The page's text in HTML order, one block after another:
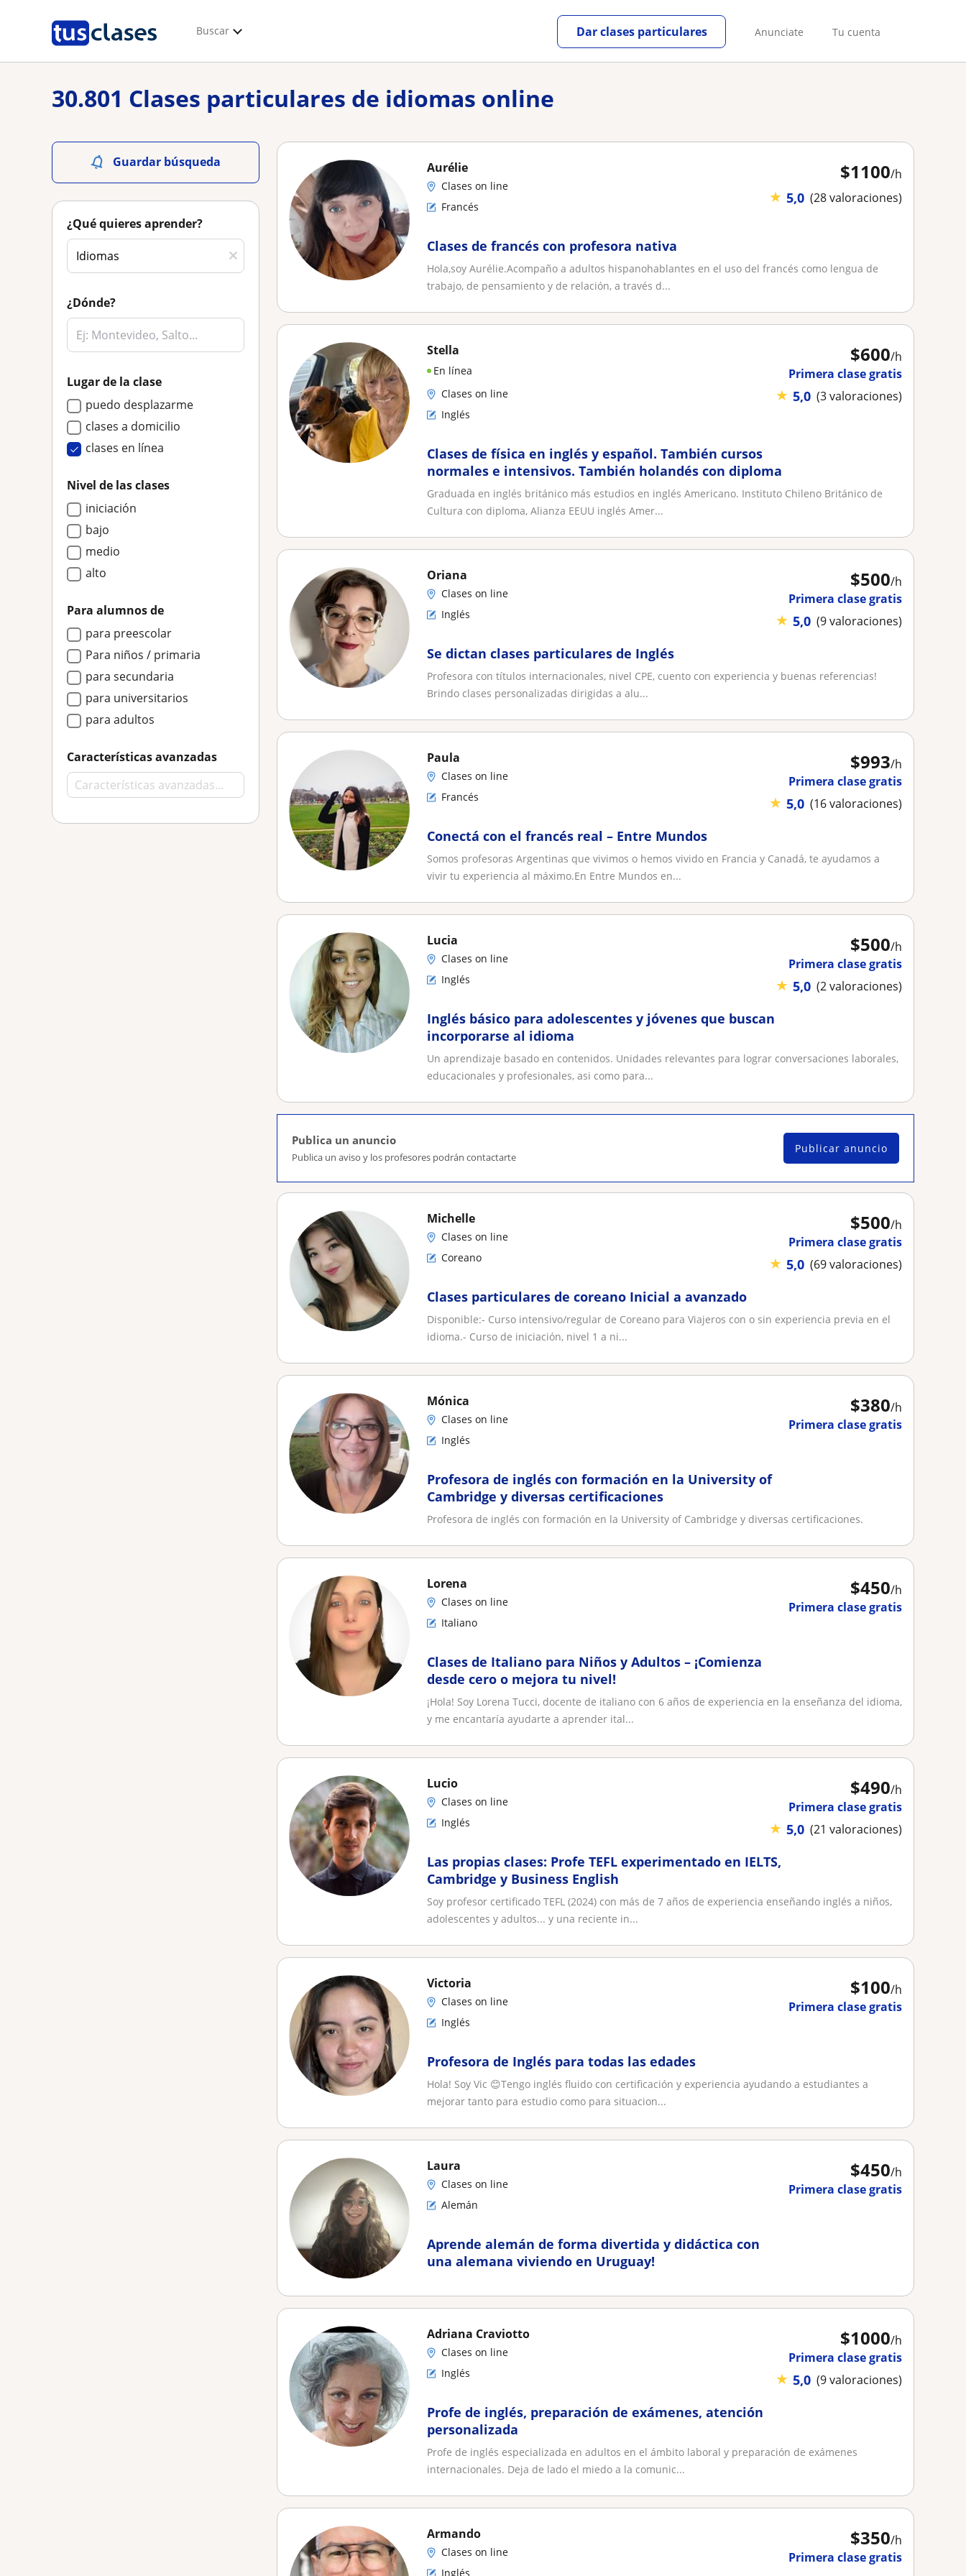
Buscar Anunciate Tu cuenta
Dar clases particulares
30.801 Clases particulares de idiomas online
Guardar búsqueda
¿Qué quieres aprender?
¿Dónde?
Lugar de la clase
puedo desplazarme
clases a domicilio
clases en línea
Nivel de las clases
iniciación
bajo
medio
alto
Para alumnos de
para preescolar
Para niños / primaria
para secundaria
para universitarios
para adultos
Características avanzadas
$1100/h
★ 5,0 (28 valoraciones)
Aurélie
Clases on line
Francés
Clases de francés con profesora nativa
Hola,soy Aurélie.Acompaño a adultos hispanohablantes en el uso del francés como lengua de
trabajo, de pensamiento y de relación, a través d...
$600/h
Primera clase gratis
★ 5,0 (3 valoraciones)
Stella
En línea
Clases on line
Inglés
Clases de física en inglés y español. También cursos
normales e intensivos. También holandés con diploma
Graduada en inglés británico más estudios en inglés Americano. Instituto Chileno Británico de
Cultura con diploma, Alianza EEUU inglés Amer...
$500/h
Primera clase gratis
★ 5,0 (9 valoraciones)
Oriana
Clases on line
Inglés
Se dictan clases particulares de Inglés
Profesora con títulos internacionales, nivel CPE, cuento con experiencia y buenas referencias!
Brindo clases personalizadas dirigidas a alu...
$993/h
Primera clase gratis
★ 5,0 (16 valoraciones)
Paula
Clases on line
Francés
Conectá con el francés real – Entre Mundos
Somos profesoras Argentinas que vivimos o hemos vivido en Francia y Canadá, te ayudamos a
vivir tu experiencia al máximo.En Entre Mundos en...
$500/h
Primera clase gratis
★ 5,0 (2 valoraciones)
Lucia
Clases on line
Inglés
Inglés básico para adolescentes y jóvenes que buscan
incorporarse al idioma
Un aprendizaje basado en contenidos. Unidades relevantes para lograr conversaciones laborales,
educacionales y profesionales, asi como para...
Publica un anuncio
Publica un aviso y los profesores podrán contactarte
Publicar anuncio
$500/h
Primera clase gratis
★ 5,0 (69 valoraciones)
Michelle
Clases on line
Coreano
Clases particulares de coreano Inicial a avanzado
Disponible:- Curso intensivo/regular de Coreano para Viajeros con o sin experiencia previa en el
idioma.- Curso de iniciación, nivel 1 a ni...
$380/h
Primera clase gratis
Mónica
Clases on line
Inglés
Profesora de inglés con formación en la University of
Cambridge y diversas certificaciones
Profesora de inglés con formación en la University of Cambridge y diversas certificaciones.
$450/h
Primera clase gratis
Lorena
Clases on line
Italiano
Clases de Italiano para Niños y Adultos – ¡Comienza
desde cero o mejora tu nivel!
¡Hola! Soy Lorena Tucci, docente de italiano con 6 años de experiencia en la enseñanza del idioma,
y me encantaría ayudarte a aprender ital...
$490/h
Primera clase gratis
★ 5,0 (21 valoraciones)
Lucio
Clases on line
Inglés
Las propias clases: Profe TEFL experimentado en IELTS,
Cambridge y Business English
Soy profesor certificado TEFL (2024) con más de 7 años de experiencia enseñando inglés a niños,
adolescentes y adultos... y una reciente in...
$100/h
Primera clase gratis
Victoria
Clases on line
Inglés
Profesora de Inglés para todas las edades
Hola! Soy Vic 😊Tengo inglés fluido con certificación y experiencia ayudando a estudiantes a
mejorar tanto para estudio como para situacion...
$450/h
Primera clase gratis
Laura
Clases on line
Alemán
Aprende alemán de forma divertida y didáctica con
una alemana viviendo en Uruguay!
$1000/h
Primera clase gratis
★ 5,0 (9 valoraciones)
Adriana Craviotto
Clases on line
Inglés
Profe de inglés, preparación de exámenes, atención
personalizada
Profe de inglés especializada en adultos en el ámbito laboral y preparación de exámenes
internacionales. Deja de lado el miedo a la comunic...
$350/h
Primera clase gratis
Armando
Clases on line
Inglés